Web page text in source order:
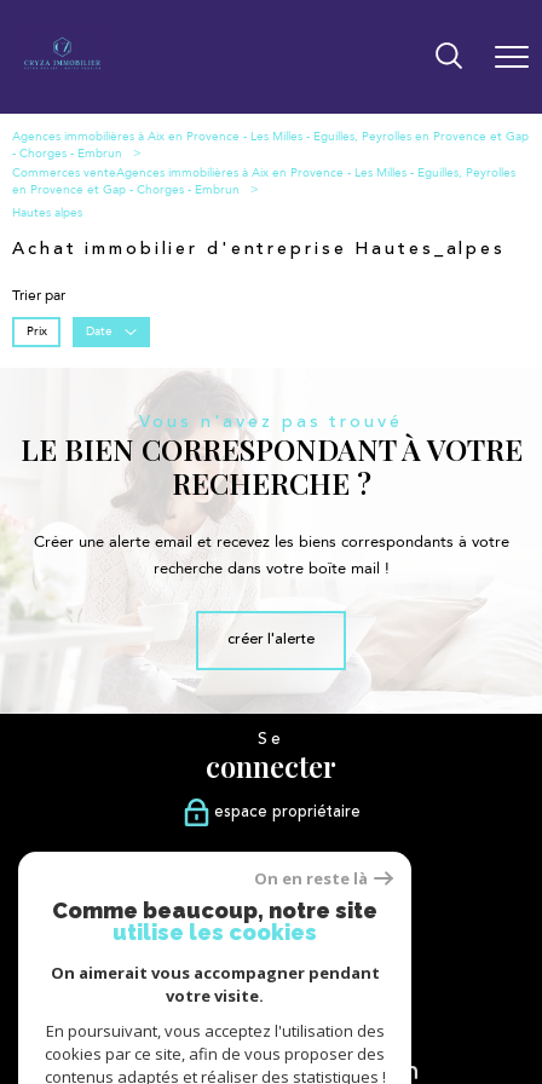
Commerces vente
Hautes alpes
Achat immobilier d'entreprise Hautes_alpes
Trier par
Prix Date
Vous n'avez pas trouvé
LE BIEN CORRESPONDANT À VOTRE
RECHERCHE ?
Créer une alerte email et recevez les biens correspondants à votre
recherche dans votre boîte mail !
créer l'alerte
Se
connecter
espace propriétaire
suivre
Nous
adhérons
On en reste là
Comme beaucoup, notre site
utilise les cookies
On aimerait vous accompagner pendant
votre visite.
En poursuivant, vous acceptez l'utilisation des
cookies par ce site, afin de vous proposer des
contenus adaptés et réaliser des statistiques !